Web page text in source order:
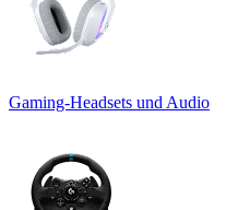
Gaming-Headsets und Audio